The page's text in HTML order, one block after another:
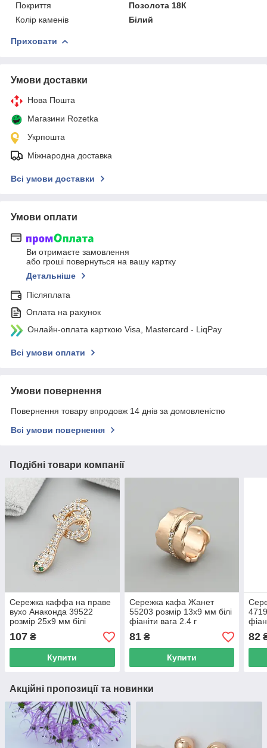
Покриття
Позолота 18К
Колір каменів
Білий
Приховати
Умови доставки
Нова Пошта
Магазини Rozetka
Укрпошта
Міжнародна доставка
Всі умови доставки
Умови оплати
Ви отримаєте замовлення
або гроші повернуться на вашу картку
Детальніше
Післяплата
Оплата на рахунок
Онлайн-оплата карткою Visa, Mastercard - LiqPay
Всі умови оплати
Умови повернення
Повернення товару впродовж 14 днів за домовленістю
Всі умови повернення
Подібні товари компанії
Сережка каффа на праве
вухо Анаконда 39522
розмір 25х9 мм білі
позолота 18К
107 ₴
Купити
Сережка кафа Жанет
55203 розмір 13х9 мм білі
фіаніти вага 2.4 г
81₴
Купити
82
Акційні пропозиції та новинки